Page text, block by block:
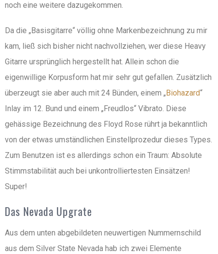
noch eine weitere dazugekommen.
Da die „Basisgitarre“ völlig ohne Markenbezeichnung zu mir
kam, ließ sich bisher nicht nachvollziehen, wer diese Heavy
Gitarre ursprünglich hergestellt hat. Allein schon die
eigenwillige Korpusform hat mir sehr gut gefallen. Zusätzlich
überzeugt sie aber auch mit 24 Bünden, einem „ Biohazard“
Inlay im 12. Bund und einem „Freudlos“ Vibrato. Diese
gehässige Bezeichnung des Floyd Rose rührt ja bekanntlich
von der etwas umständlichen Einstellprozedur dieses Types.
Zum Benutzen ist es allerdings schon ein Traum: Absolute
Stimmstabilität auch bei unkontrolliertesten Einsätzen!
Super!
Das Nevada Upgrate
Aus dem unten abgebildeten neuwertigen Nummernschild
aus dem Silver State Nevada hab ich zwei Elemente